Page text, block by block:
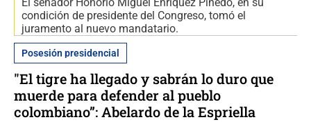
condición de presidente del Congreso, tomó el
juramento al nuevo mandatario.
Posesión presidencial
"El tigre ha llegado y sabrán lo duro que
muerde para defender al pueblo
colombiano”: Abelardo de la Espriella